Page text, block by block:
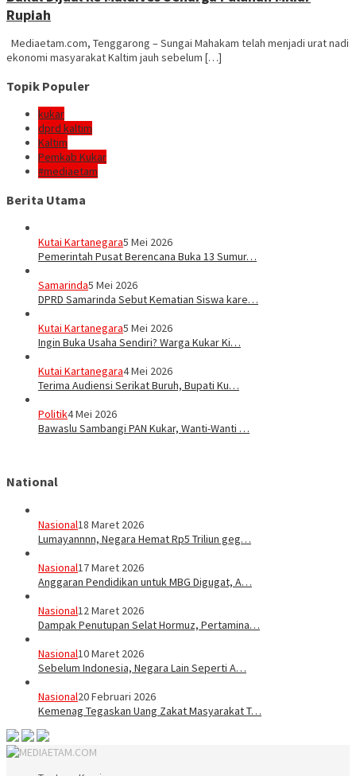
Rupiah
Mediaetam.com, Tenggarong – Sungai Mahakam telah menjadi urat nadi
ekonomi masyarakat Kaltim jauh sebelum […]
Topik Populer
kukar
dprd kaltim
Kaltim
Pemkab Kukar
#mediaetam
Berita Utama
Kutai Kartanegara5 Mei 2026
Pemerintah Pusat Berencana Buka 13 Sumur…
Samarinda5 Mei 2026
DPRD Samarinda Sebut Kematian Siswa kare…
Kutai Kartanegara5 Mei 2026
Ingin Buka Usaha Sendiri? Warga Kukar Ki…
Kutai Kartanegara4 Mei 2026
Terima Audiensi Serikat Buruh, Bupati Ku…
Politik4 Mei 2026
Bawaslu Sambangi PAN Kukar, Wanti-Wanti …
National
Nasional18 Maret 2026
Lumayannnn, Negara Hemat Rp5 Triliun geg…
Nasional17 Maret 2026
Anggaran Pendidikan untuk MBG Digugat, A…
Nasional12 Maret 2026
Dampak Penutupan Selat Hormuz, Pertamina…
Nasional10 Maret 2026
Sebelum Indonesia, Negara Lain Seperti A…
Nasional20 Februari 2026
Kemenag Tegaskan Uang Zakat Masyarakat T…